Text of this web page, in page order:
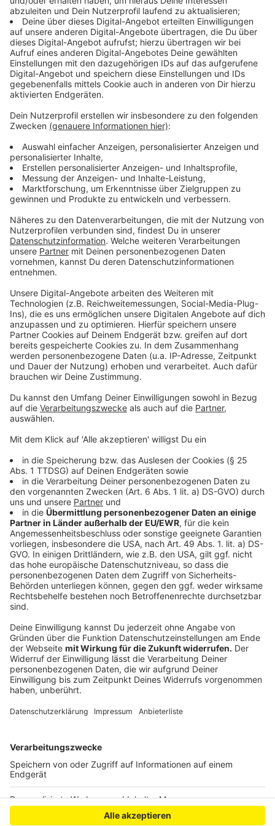
Entlaufen - zugelaufen! Vermisst ihr ein Tier? Habt ihr ein
herrenloses Tier gefunden? Dann nutzt unsere Tiersuche,
um darauf aufmerksam zu machen - und erhöht die
Chancen, dass das Tier bald wieder zu Hause. ist.
Rezepte und Tipps zur Grillsaison
Service| Pünktlich zum langen Pfingstwochenende haben
wir hier heiße Grill-Tipps und Rezepte vom mehrfachen
deutschen Grillmeister für euch!
Mehr laden
Anzeige
Wetter & Verkehr
Behalte das Wetter im Blick: aktuelle Vorhersagen,
Temperaturen und Entwicklungen für deine Region. So bist
du jederzeit gut vorbereitet – egal, was der Tag bringt.
Verkehr
Bleib informiert über die aktuelle Verkehrslage: Staus,
Sperrungen und Verzögerungen auf einen Blick.
Anzeige
Digitale Angebote
Unsere App
Radio Berg für die Hosentasche: Mit unserer App bleibt ihr
auch unterwegs immer auf dem neuesten Stand! Aktuelle
Nachrichten, Infos, zum Programm, Events, Aktionen und
vieles mehr!
Unsere Alexa-Skills
Hört Radio Berg jederzeit auch über euren Amazon Echo -
ganz einfach per Sprachbefehl! Wir liefern euch rund um
die Uhr unser Live-Programm. Oder hört euch einfach durch
unsere verschiedenen Musik-Channels.
Schreibt uns oder schickt uns eure Sprachnachrichten per
Nachricht von Euch.
Anzeige